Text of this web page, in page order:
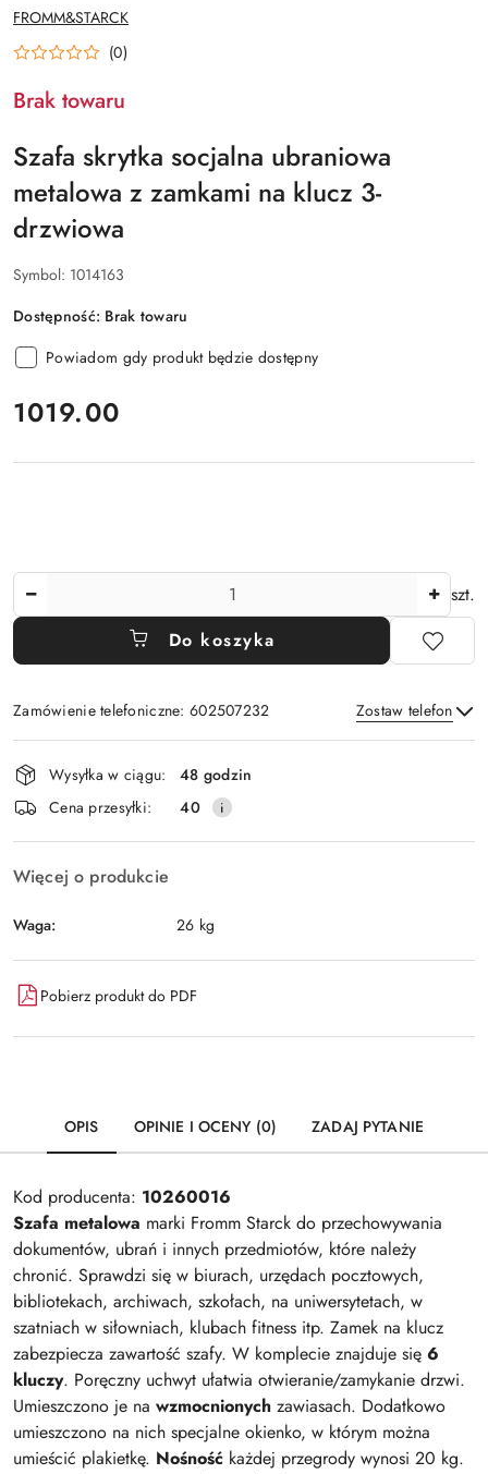
NAZWA
PRODUCENTA:
FROMM&STARCK
(0)
Brak towaru
Szafa skrytka socjalna ubraniowa
metalowa z zamkami na klucz 3-
drzwiowa
Symbol: 1014163
Dostępność: Brak towaru
Powiadom gdy produkt będzie dostępny
cena:
1019.00
szt.
Do koszyka
Zamówienie telefoniczne: 602507232 Zostaw telefon
Wyślij
Dostępność
i
dostawa
Wysyłka w ciągu:
48 godzin
Cena przesyłki:
40
Więcej o produkcie
Waga: 26 kg
Pobierz produkt do PDF
OPIS OPINIE I OCENY (0) ZADAJ PYTANIE
Kod producenta: 10260016
Szafa metalowa marki Fromm Starck do przechowywania
dokumentów, ubrań i innych przedmiotów, które należy
chronić. Sprawdzi się w biurach, urzędach pocztowych,
bibliotekach, archiwach, szkołach, na uniwersytetach, w
szatniach w siłowniach, klubach fitness itp. Zamek na klucz
zabezpiecza zawartość szafy. W komplecie znajduje się 6
kluczy. Poręczny uchwyt ułatwia otwieranie/zamykanie drzwi.
Umieszczono je na wzmocnionych zawiasach. Dodatkowo
umieszczono na nich specjalne okienko, w którym można
umieścić plakietkę. Nośność każdej przegrody wynosi 20 kg.